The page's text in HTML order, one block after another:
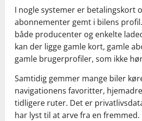
I nogle systemer er betalingskort
abonnementer gemt i bilens
både producenter og enkelte
kan der ligge gamle kort, gamle
gamle brugerprofiler, som ikke
Samtidig gemmer mange biler
navigationens favoritter,
tidligere ruter. Det er
har lyst til at arve fra en fremmed.